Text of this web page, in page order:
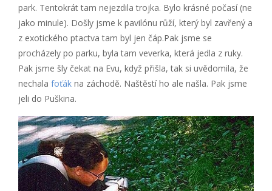
park. Tentokrát tam nejezdila trojka. Bylo krásné počasí (ne
jako minule). Došly jsme k pavilónu růží, který byl zavřený a
z exotického ptactva tam byl jen čáp.Pak jsme se
procházely po parku, byla tam veverka, která jedla z ruky.
Pak jsme šly čekat na Evu, když přišla, tak si uvědomila, že
nechala foťák na záchodě. Naštěstí ho ale našla. Pak jsme
jeli do Puškina.